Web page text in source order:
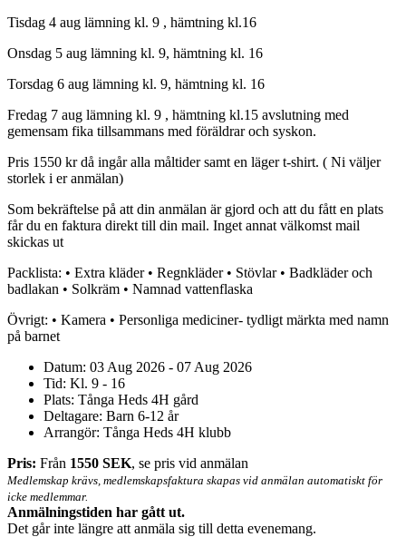
Tisdag 4 aug lämning kl. 9 , hämtning kl.16
Onsdag 5 aug lämning kl. 9, hämtning kl. 16
Torsdag 6 aug lämning kl. 9, hämtning kl. 16
Fredag 7 aug lämning kl. 9 , hämtning kl.15 avslutning med
gemensam fika tillsammans med föräldrar och syskon.
Pris 1550 kr då ingår alla måltider samt en läger t-shirt. ( Ni väljer
storlek i er anmälan)
Som bekräftelse på att din anmälan är gjord och att du fått en plats
får du en faktura direkt till din mail. Inget annat välkomst mail
skickas ut
Packlista: • Extra kläder • Regnkläder • Stövlar • Badkläder och
badlakan • Solkräm • Namnad vattenflaska
Övrigt: • Kamera • Personliga mediciner- tydligt märkta med namn
på barnet
Datum: 03 Aug 2026 - 07 Aug 2026
Tid: Kl. 9 - 16
Plats: Tånga Heds 4H gård
Deltagare: Barn 6-12 år
Arrangör: Tånga Heds 4H klubb
Pris: Från 1550 SEK, se pris vid anmälan
Medlemskap krävs, medlemskapsfaktura skapas vid anmälan automatiskt för
icke medlemmar.
Anmälningstiden har gått ut.
Det går inte längre att anmäla sig till detta evenemang.